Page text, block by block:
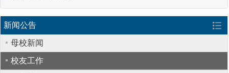
新闻公告
母校新闻
校友工作